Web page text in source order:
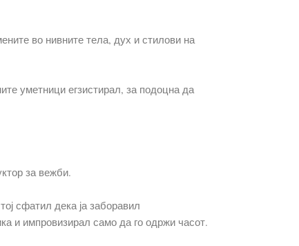
во нивните тела, дух и стилови на
уметници егзистирал, за подоцна да
за вежби.
сфатил дека ја заборавил
и импровизирал само да го одржи часот.